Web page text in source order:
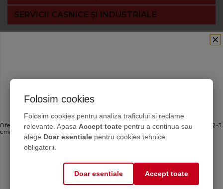
SERVICII CASNICE ȘI INDUSTRIALE
Folosim cookies
Folosim cookies pentru analiza traficului si reclame
relevante. Apasa Accept toate pentru a continua sau
alege Doar esentiale pentru cookies tehnice
obligatorii.
Doar esentiale Accept toate
Ofertele bune, direct în inbox
Oferte personalizate și sfaturi de întreținere direct de la producător. Maximum 2-3
emailuri pe lună — fără spam.
Mă abonez